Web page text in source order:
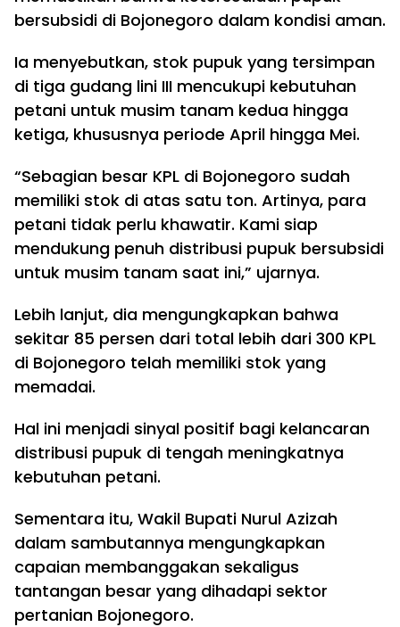
bersubsidi di Bojonegoro dalam kondisi aman.
Ia menyebutkan, stok pupuk yang tersimpan
di tiga gudang lini III mencukupi kebutuhan
petani untuk musim tanam kedua hingga
ketiga, khususnya periode April hingga Mei.
“Sebagian besar KPL di Bojonegoro sudah
memiliki stok di atas satu ton. Artinya, para
petani tidak perlu khawatir. Kami siap
mendukung penuh distribusi pupuk bersubsidi
untuk musim tanam saat ini,” ujarnya.
Lebih lanjut, dia mengungkapkan bahwa
sekitar 85 persen dari total lebih dari 300 KPL
di Bojonegoro telah memiliki stok yang
memadai.
Hal ini menjadi sinyal positif bagi kelancaran
distribusi pupuk di tengah meningkatnya
kebutuhan petani.
Sementara itu, Wakil Bupati Nurul Azizah
dalam sambutannya mengungkapkan
capaian membanggakan sekaligus
tantangan besar yang dihadapi sektor
pertanian Bojonegoro.